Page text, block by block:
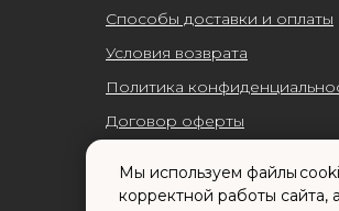
Мы используем файлы
корректной работы сайта,
Способы доставки и оплаты
Условия возврата
Политика
Договор оферты
Согласие на обработку